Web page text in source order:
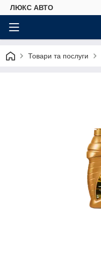
ЛЮКС АВТО
Товари та послуги